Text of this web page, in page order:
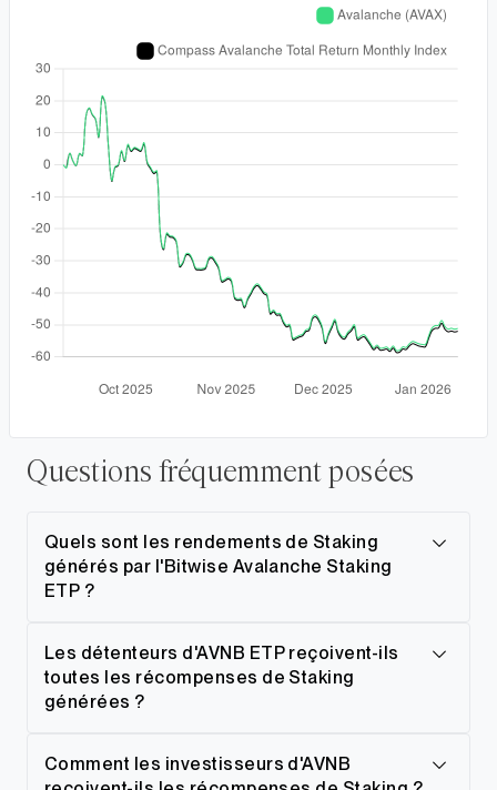
Questions fréquemment posées
Quels sont les rendements de Staking
générés par l'Bitwise Avalanche Staking
ETP ?
Les détenteurs d'AVNB ETP reçoivent-ils
toutes les récompenses de Staking
générées ?
Comment les investisseurs d'AVNB